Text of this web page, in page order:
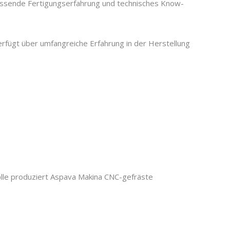
Fertigungserfahrung und technisches Know-
über umfangreiche Erfahrung in der Herstellung
produziert Aspava Makina CNC-gefräste